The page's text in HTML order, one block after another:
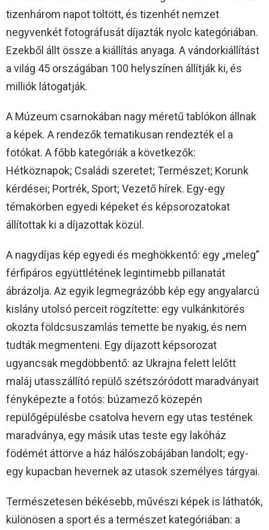
tizenhárom napot töltött, és tizenhét nemzet
negyvenkét fotográfusát díjazták nyolc kategóriában.
Ezekből állt össze a kiállítás anyaga. A vándorkiállítást
a világ 45 országában 100 helyszínen állítják ki, és
milliók látogatják.
A Múzeum csarnokában nagy méretű tablókon állnak
a képek. A rendezők tematikusan rendezték el a
fotókat. A főbb kategóriák a következők:
Hétköznapok; Családi szeretet; Természet; Korunk
kérdései; Portrék, Sport; Vezető hírek. Egy-egy
témakörben egyedi képeket és képsorozatokat
állítottak ki a díjazottak közül.
A nagydíjas kép egyedi és meghökkentő: egy „meleg”
férfipáros együttlétének legintimebb pillanatát
ábrázolja. Az egyik legmegrázóbb kép egy angyalarcú
kislány utolsó perceit rögzítette: egy vulkánkitörés
okozta földcsuszamlás temette be nyakig, és nem
tudták megmenteni. Egy díjazott képsorozat
ugyancsak megdöbbentő: az Ukrajna felett lelőtt
maláj utasszállító repülő szétszóródott maradványait
fényképezte a fotós: búzamező közepén
repülőgépülésbe csatolva hevern egy utas testének
maradványa, egy másik utas teste egy lakóház
födémét áttörve a ház hálószobájában landolt; egy-
egy kupacban hevernek az utasok személyes tárgyai.
Természetesen békésebb, művészi képek is láthatók,
különösen a sport és a természet kategóriában: a